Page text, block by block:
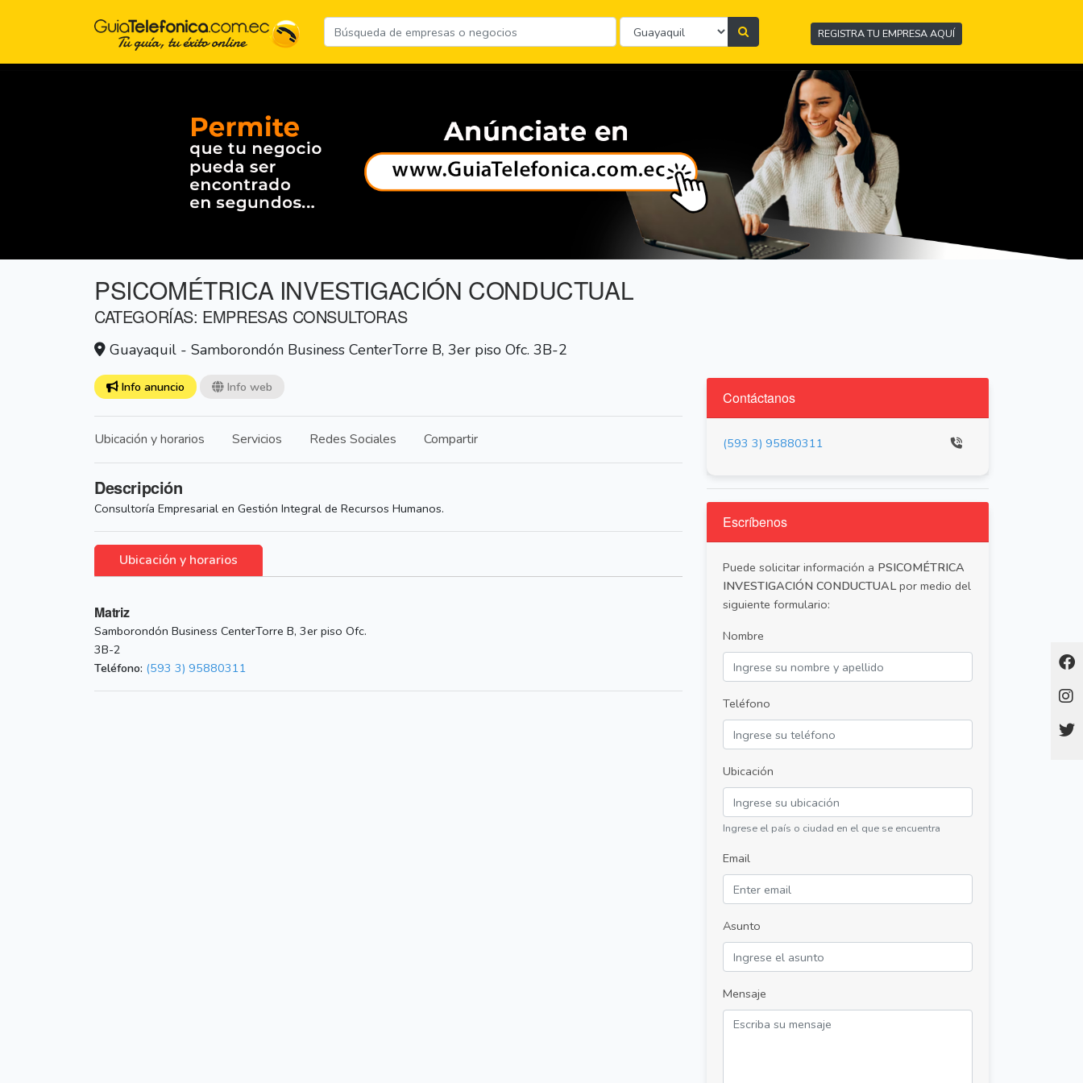
REGISTRA TU EMPRESA AQUÍ
PSICOMÉTRICA INVESTIGACIÓN CONDUCTUAL
CATEGORÍAS: EMPRESAS CONSULTORAS
Guayaquil - Samborondón Business CenterTorre B, 3er piso Ofc. 3B-2
Info anuncio Info web
Ubicación y horarios Servicios Redes Sociales Compartir
Descripción
Consultoría Empresarial en Gestión Integral de Recursos Humanos.
Ubicación y horarios
Matriz
Samborondón Business CenterTorre B, 3er piso Ofc.
3B-2
Teléfono: (593 3) 95880311
Contáctanos
(593 3) 95880311
Escríbenos
Puede solicitar información a PSICOMÉTRICA
INVESTIGACIÓN CONDUCTUALpor medio del
siguiente formulario:
Nombre
Teléfono
Ubicación
Ingrese el país o ciudad en el que se encuentra
Email
Asunto
Mensaje